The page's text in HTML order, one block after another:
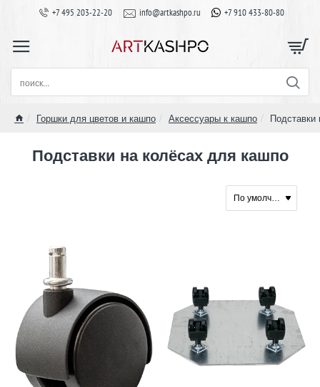
+7 495 203-22-20 info@artkashpo.ru +7 910 433-80-80
поиск...
Горшки для цветов и кашпо Аксессуары к кашпо Подставки
Подставки на колёсах для кашпо